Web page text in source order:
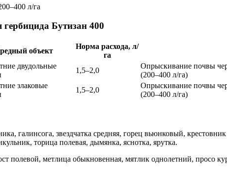
л/га
Бутизан 400
объект
Норма расхода, л/
га
двудольные
1,5–2,0
Опрыскивание почвы
(200–400 л/га)
злаковые
1,5–2,0
Опрыскивание почвы
(200–400 л/га)
галинсога, звездчатка средняя, горец вьюнковый,
торица полевая, дымянка, яснотка, ярутка.
полевой, метлица обыкновенная, мятлик однолетний, просо